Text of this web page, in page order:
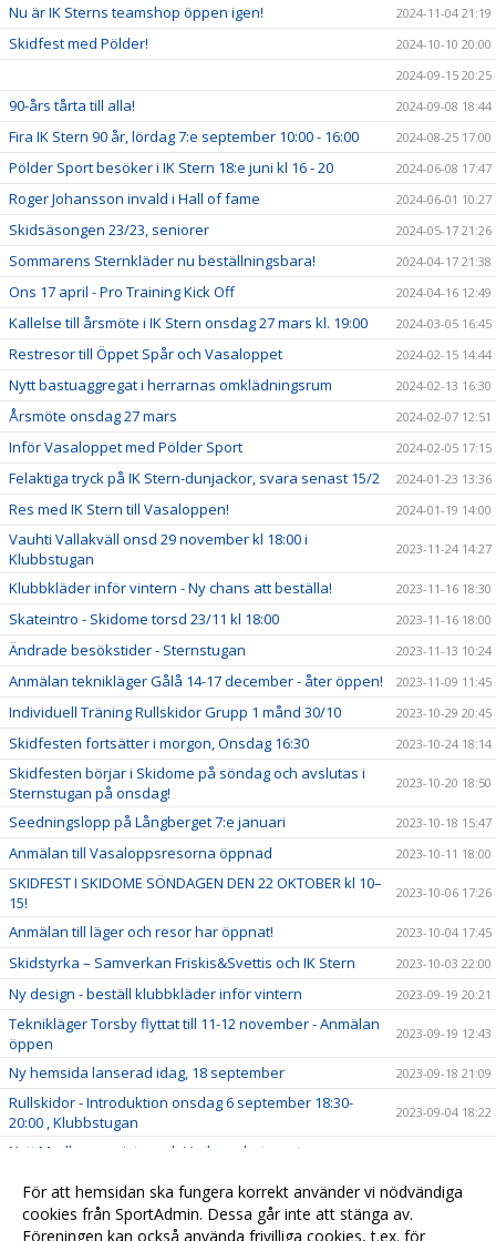
Nu är IK Sterns teamshop öppen igen! 2024-11-04 21:19
Skidfest med Pölder!
2024-10-10 20:00
2024-09-15 20:25
90-års tårta till alla! 2024-09-08 18:44
Fira IK Stern 90 år, lördag 7:e september 10:00 - 16:00 2024-08-25 17:00
Pölder Sport besöker i IK Stern 18:e juni kl 16 - 20 2024-06-08 17:47
Roger Johansson invald i Hall of fame 2024-06-01 10:27
Skidsäsongen 23/23, seniorer 2024-05-17 21:26
Sommarens Sternkläder nu beställningsbara! 2024-04-17 21:38
Ons 17 april - Pro Training Kick Off 2024-04-16 12:49
Kallelse till årsmöte i IK Stern onsdag 27 mars kl. 19:00 2024-03-05 16:45
Restresor till Öppet Spår och Vasaloppet 2024-02-15 14:44
Nytt bastuaggregat i herrarnas omklädningsrum 2024-02-13 16:30
Årsmöte onsdag 27 mars 2024-02-07 12:51
Inför Vasaloppet med Pölder Sport 2024-02-05 17:15
Felaktiga tryck på IK Stern-dunjackor, svara senast 15/2 2024-01-23 13:36
Res med IK Stern till Vasaloppen! 2024-01-19 14:00
Vauhti Vallakväll onsd 29 november kl 18:00 i
Klubbstugan
2023-11-24 14:27
Klubbkläder inför vintern - Ny chans att beställa! 2023-11-16 18:30
Skateintro - Skidome torsd 23/11 kl 18:00 2023-11-16 18:00
Ändrade besökstider - Sternstugan 2023-11-13 10:24
Anmälan teknikläger Gålå 14-17 december - åter öppen! 2023-11-09 11:45
Individuell Träning Rullskidor Grupp 1 månd 30/10 2023-10-29 20:45
Skidfesten fortsätter i morgon, Onsdag 16:30 2023-10-24 18:14
Skidfesten börjar i Skidome på söndag och avslutas i
Sternstugan på onsdag!
2023-10-20 18:50
Seedningslopp på Långberget 7:e januari 2023-10-18 15:47
Anmälan till Vasaloppsresorna öppnad 2023-10-11 18:00
SKIDFEST I SKIDOME SÖNDAGEN DEN 22 OKTOBER kl 10–
15!
2023-10-06 17:26
Anmälan till läger och resor har öppnat! 2023-10-04 17:45
Skidstyrka – Samverkan Friskis&Svettis och IK Stern 2023-10-03 22:00
Ny design - beställ klubbkläder inför vintern 2023-09-19 20:21
Teknikläger Torsby flyttat till 11-12 november - Anmälan
öppen
2023-09-19 12:43
Ny hemsida lanserad idag, 18 september 2023-09-18 21:09
Rullskidor - Introduktion onsdag 6 september 18:30-
20:00 , Klubbstugan
2023-09-04 18:22
Nytt Medlemsregister och Verksamhetssystem
Leif Hjertkvist 2023-06-20 12:40
IK Stern Pro Training program 2023-04-29 10:00
För att hemsidan ska fungera korrekt använder vi nödvändiga
cookies från SportAdmin. Dessa går inte att stänga av.
Föreningen kan också använda frivilliga cookies, t.ex. för